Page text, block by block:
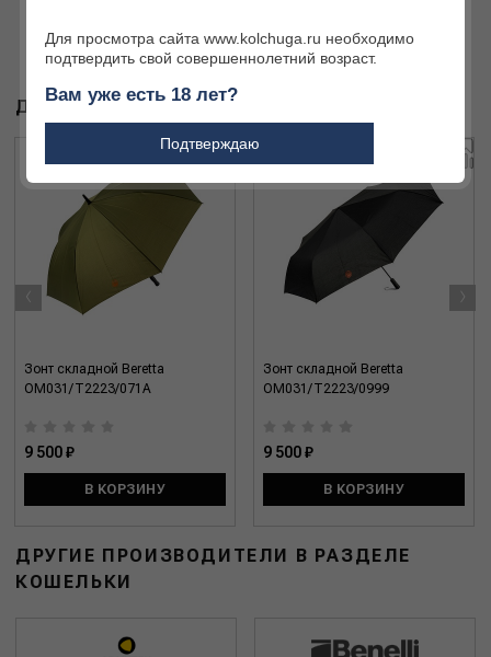
ДРУГИЕ ТОВАРЫ БРЕНДА
Зонт складной Beretta
OM031/T2223/071A
9 500 ₽
В КОРЗИНУ
Зонт складной Beretta
OM031/T2223/0999
9 500 ₽
В КОРЗИНУ
‹ ›
ДРУГИЕ ПРОИЗВОДИТЕЛИ В РАЗДЕЛЕ
КОШЕЛЬКИ
Для просмотра сайта www.kolchuga.ru необходимо
подтвердить свой совершеннолетний возраст.
Вам уже есть 18 лет?
Подтверждаю